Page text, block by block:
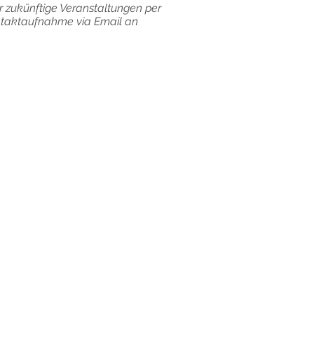
zukünftige Veranstaltungen per
via Email an